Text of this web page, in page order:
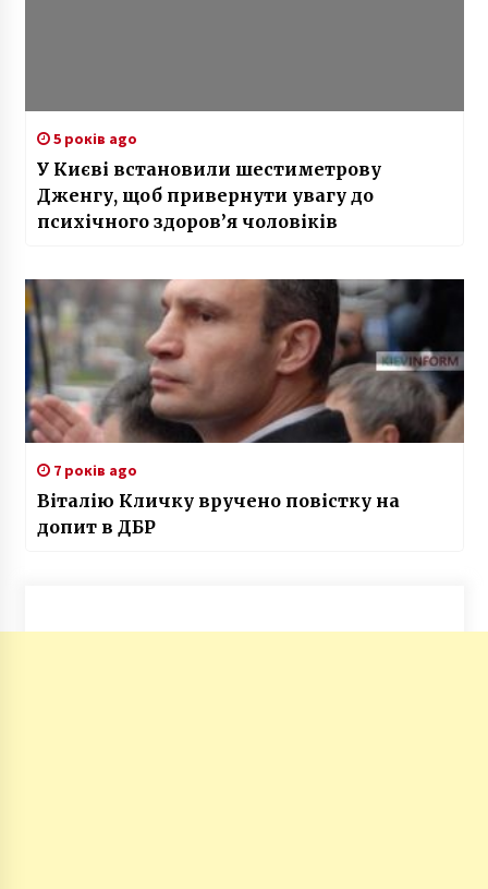
5 років ago
У Києві встановили шестиметрову
Дженгу, щоб привернути увагу до
психічного здоров’я чоловіків
7 років ago
Віталію Кличку вручено повістку на
допит в ДБР